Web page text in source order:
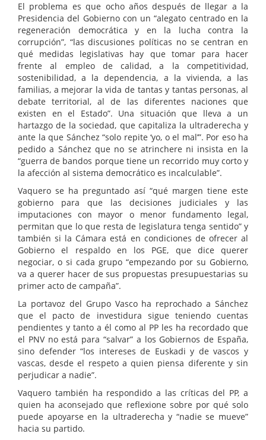
El problema es que ocho años después de llegar a la
Presidencia del Gobierno con un “alegato centrado en la
regeneración democrática y en la lucha contra la
corrupción”, “las discusiones políticas no se centran en
qué medidas legislativas hay que tomar para hacer
frente al empleo de calidad, a la competitividad,
sostenibilidad, a la dependencia, a la vivienda, a las
familias, a mejorar la vida de tantas y tantas personas, al
debate territorial, al de las diferentes naciones que
existen en el Estado”. Una situación que lleva a un
hartazgo de la sociedad, que capitaliza la ultraderecha y
ante la que Sánchez “solo repite ‘yo, o el mal’”. Por eso ha
pedido a Sánchez que no se atrinchere ni insista en la
“guerra de bandos porque tiene un recorrido muy corto y
la afección al sistema democrático es incalculable”.
Vaquero se ha preguntado así “qué margen tiene este
gobierno para que las decisiones judiciales y las
imputaciones con mayor o menor fundamento legal,
permitan que lo que resta de legislatura tenga sentido” y
también si la Cámara está en condiciones de ofrecer al
Gobierno el respaldo en los PGE, que dice querer
negociar, o si cada grupo “empezando por su Gobierno,
va a querer hacer de sus propuestas presupuestarias su
primer acto de campaña”.
La portavoz del Grupo Vasco ha reprochado a Sánchez
que el pacto de investidura sigue teniendo cuentas
pendientes y tanto a él como al PP les ha recordado que
el PNV no está para “salvar” a los Gobiernos de España,
sino defender “los intereses de Euskadi y de vascos y
vascas, desde el respeto a quien piensa diferente y sin
perjudicar a nadie”.
Vaquero también ha respondido a las críticas del PP, a
quien ha aconsejado que reflexione sobre por qué solo
puede apoyarse en la ultraderecha y “nadie se mueve”
hacia su partido.